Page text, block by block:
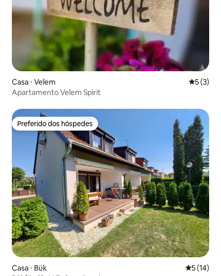
Casa ⋅ Velem 5 de
5 (3)
Apartamento Velem Spirit
Preferido dos hóspedes
Preferido dos hóspedes
Casa ⋅ Bük 5 de uma
5 (14)